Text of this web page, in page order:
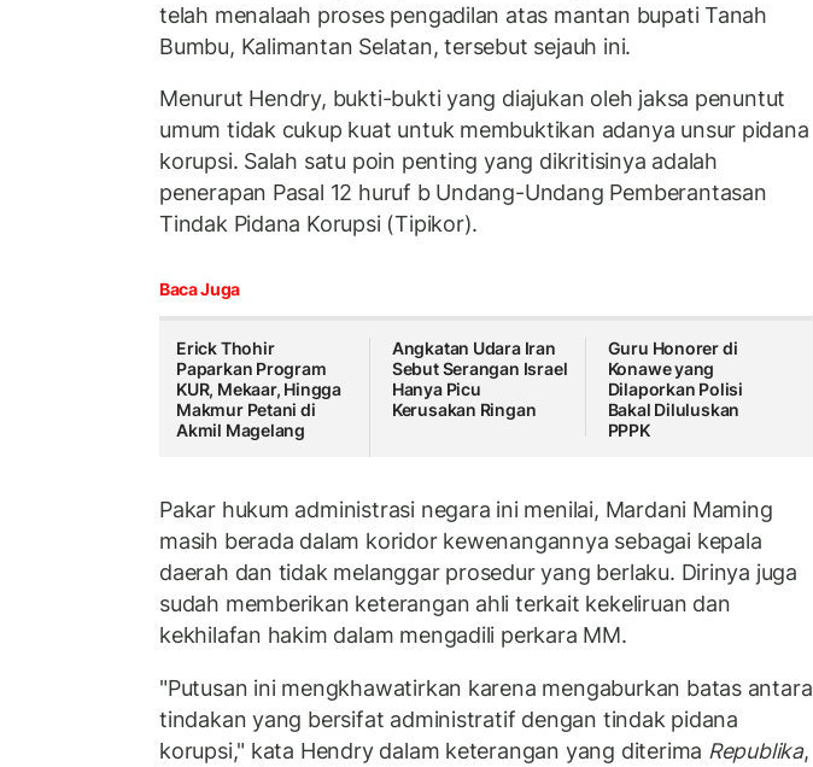
telah menalaah proses pengadilan atas mantan bupati Tanah
Bumbu, Kalimantan Selatan, tersebut sejauh ini.
Menurut Hendry, bukti-bukti yang diajukan oleh jaksa penuntut
umum tidak cukup kuat untuk membuktikan adanya unsur pidana
korupsi. Salah satu poin penting yang dikritisinya adalah
penerapan Pasal 12 huruf b Undang-Undang Pemberantasan
Tindak Pidana Korupsi (Tipikor).
Baca Juga
Erick Thohir
Paparkan Program
KUR, Mekaar, Hingga
Makmur Petani di
Akmil Magelang
Angkatan Udara Iran
Sebut Serangan Israel
Hanya Picu
Kerusakan Ringan
Guru Honorer di
Konawe yang
Dilaporkan Polisi
Bakal Diluluskan
PPPK
Pakar hukum administrasi negara ini menilai, Mardani Maming
masih berada dalam koridor kewenangannya sebagai kepala
daerah dan tidak melanggar prosedur yang berlaku. Dirinya juga
sudah memberikan keterangan ahli terkait kekeliruan dan
kekhilafan hakim dalam mengadili perkara MM.
"Putusan ini mengkhawatirkan karena mengaburkan batas antara
tindakan yang bersifat administratif dengan tindak pidana
korupsi," kata Hendry dalam keterangan yang diterima Republika,